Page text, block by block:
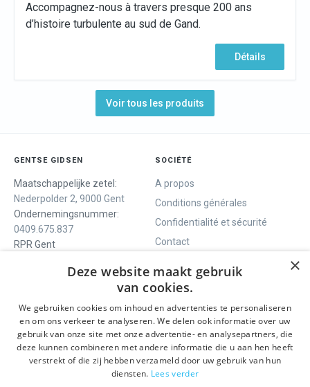
Accompagnez-nous à travers presque 200 ans
d’histoire turbulente au sud de Gand.
Détails
Voir tous les produits
GENTSE GIDSEN
Maatschappelijke zetel:
Nederpolder 2, 9000 Gent
Ondernemingsnummer:
0409.675.837
RPR Gent
SOCIÉTÉ
A propos
Conditions générales
Confidentialité et sécurité
Contact
Visites guidées
Gand en un jour
Visite guidée du centre
SOCIALS
Facebook
Instagram
LinkedIn
×
Deze website maakt gebruik
van cookies.
We gebruiken cookies om inhoud en advertenties te personaliseren
en om ons verkeer te analyseren. We delen ook informatie over uw
gebruik van onze site met onze advertentie- en analysepartners, die
deze kunnen combineren met andere informatie die u aan hen heeft
verstrekt of die zij hebben verzameld door uw gebruik van hun
diensten. Lees verder